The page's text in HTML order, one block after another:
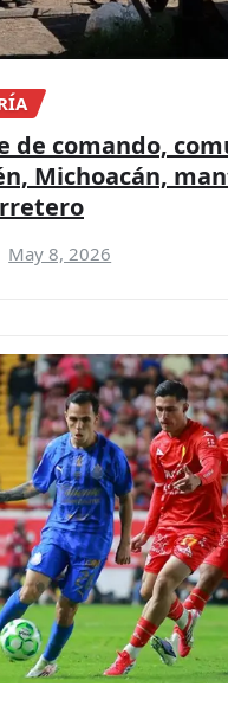
de comando,
Michoacán,
May 8, 2026